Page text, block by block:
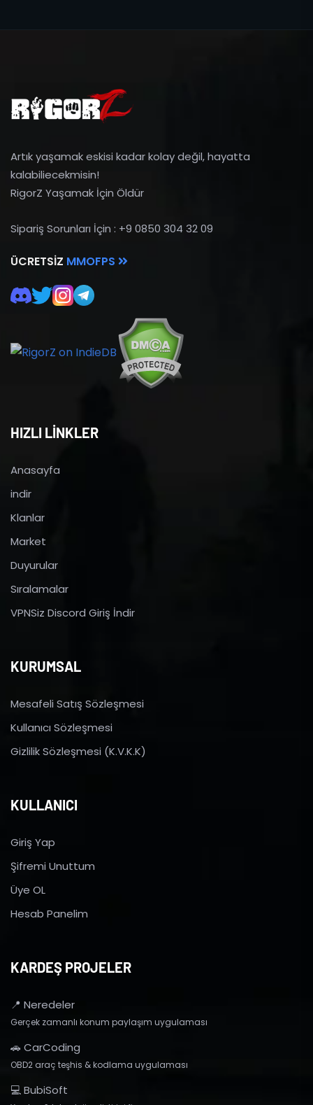
Artık yaşamak eskisi kadar kolay değil, hayatta
kalabiliecekmisin!
RigorZ Yaşamak İçin Öldür
Sipariş Sorunları İçin : +9 0850 304 32 09
ÜCRETSIZ MMOFPS
HIZLI LİNKLER
Anasayfa
indir
Klanlar
Market
Duyurular
Sıralamalar
VPNSiz Discord Giriş İndir
KURUMSAL
Mesafeli Satış Sözleşmesi
Kullanıcı Sözleşmesi
Gizlilik Sözleşmesi (K.V.K.K)
KULLANICI
Giriş Yap
Şifremi Unuttum
Üye OL
Hesab Panelim
KARDEŞ PROJELER
📍 Neredeler
Gerçek zamanlı konum paylaşım uygulaması
🚗 CarCoding
OBD2 araç teşhis & kodlama uygulaması
💻 BubiSoft